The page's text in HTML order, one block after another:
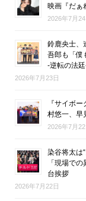
映画『だぁ
2026年7月24
鈴鹿央士、
吾郎も「僕
-逆転の法
2026年7月23日
『サイボ
村悠一、早
2026年7月22
染谷将太は
「現場で
台挨拶
2026年7月22日